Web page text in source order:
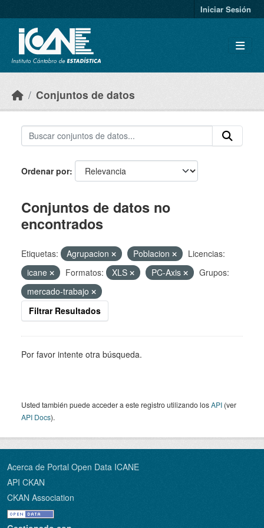
Iniciar Sesión
Conjuntos de datos
Ordenar por
Conjuntos de datos no
encontrados
Etiquetas: Agrupacion Poblacion
Licencias:
icane
Formatos: XLS PC-Axis
Grupos:
mercado-trabajo
Filtrar Resultados
Por favor intente otra búsqueda.
Usted también puede acceder a este registro utilizando losAPI (ver
API Docs).
Acerca de Portal Open Data ICANE
API CKAN
CKAN Association